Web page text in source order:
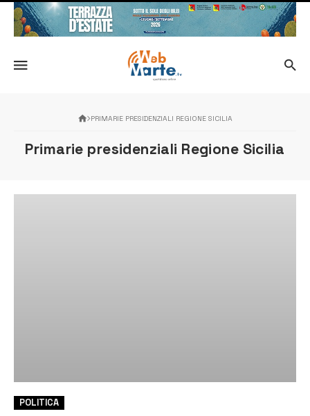
PRIMARIE PRESIDENZIALI REGIONE SICILIA
Primarie presidenziali Regione Sicilia
POLITICA